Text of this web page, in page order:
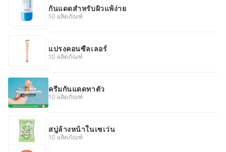
กันแดดสําหรับผิวแพ้ง่าย
10 ผลิตภัณฑ์
แปรงคอนซีลเลอร์
10 ผลิตภัณฑ์
ครีมกันแดดทาตัว
10 ผลิตภัณฑ์
สบู่ล้างหน้าในเซเว่น
10 ผลิตภัณฑ์